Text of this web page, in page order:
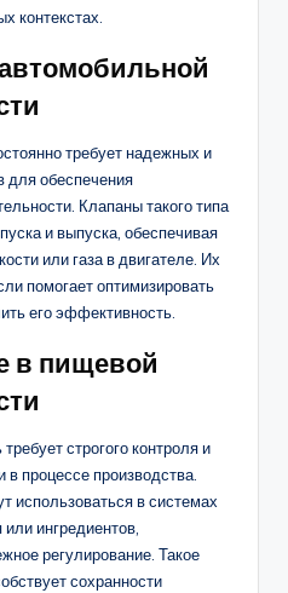
контекстах.
требует надежных и
для обеспечения
Клапаны такого типа
и выпуска, обеспечивая
или газа в двигателе. Их
помогает оптимизировать
его эффективность.
в пищевой
строгого контроля и
в процессе производства.
использоваться в системах
ингредиентов,
регулирование. Такое
сохранности